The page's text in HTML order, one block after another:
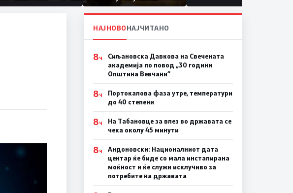
тунел во слепа
првачиња помалку
НАЈНОВОНАЈЧИТАНО
8Ч
Сиљановска Давкова на Свечената
академија по повод „30 години
Општина Вевчани“
8Ч
Портокалова фаза утре, температури
до 40 степени
8Ч
На Табановце за влез во државата се
чека околу 45 минути
8Ч
Андоновски: Националниот дата
центар ќе биде со мала инсталирана
моќност и ќе служи исклучиво за
потребите на државата